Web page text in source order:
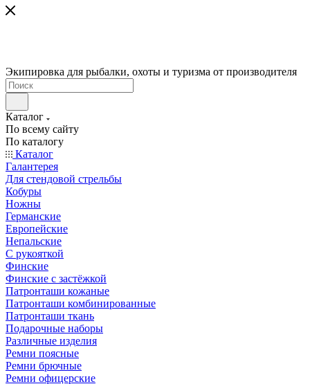
Экипировка для рыбалки, охоты и туризма от производителя
Каталог
По всему сайту
По каталогу
Каталог
Галантерея
Для стендовой стрельбы
Кобуры
Ножны
Германские
Европейские
Непальские
С рукояткой
Финские
Финские с застёжкой
Патронташи кожаные
Патронташи комбинированные
Патронташи ткань
Подарочные наборы
Различные изделия
Ремни поясные
Ремни брючные
Ремни офицерские